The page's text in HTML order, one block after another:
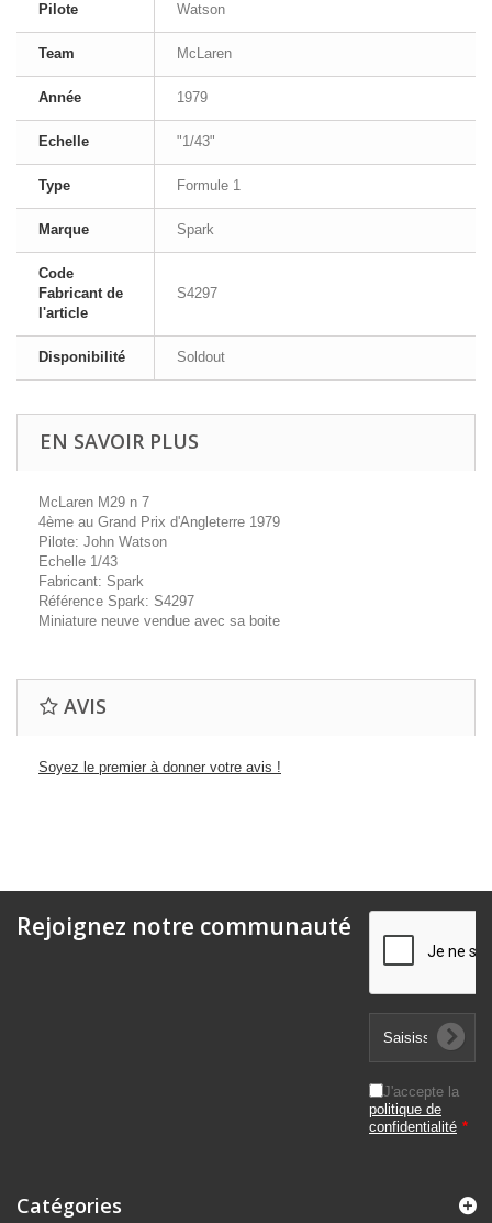
Pilote Watson
Team McLaren
Année 1979
Echelle "1/43"
Type Formule 1
Marque Spark
Code
Fabricant de
l'article
S4297
Disponibilité Soldout
EN SAVOIR PLUS
McLaren M29 n 7
4ème au Grand Prix d'Angleterre 1979
Pilote: John Watson
Echelle 1/43
Fabricant: Spark
Référence Spark: S4297
Miniature neuve vendue avec sa boite
AVIS
Soyez le premier à donner votre avis !
Rejoignez notre communauté
J'accepte la
politique de
confidentialité *
Catégories